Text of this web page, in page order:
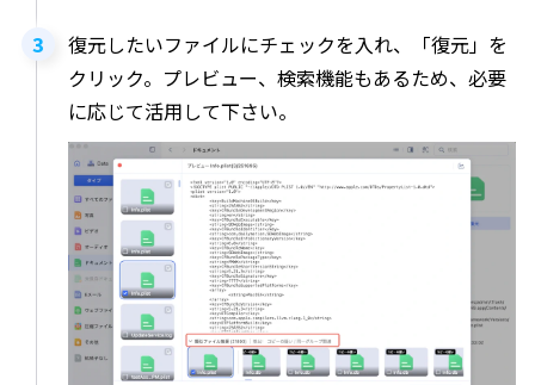
復元したいファイルにチェックを入れ、「復元」を
クリック。プレビュー、検索機能もあるため、必要
に応じて活用して下さい。